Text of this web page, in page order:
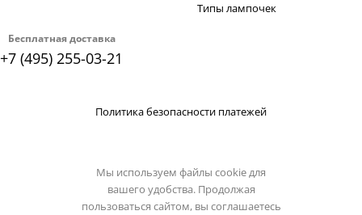
Бесплатная доставка
+7 (495) 255-03-21
Типы лампочек
Политика безопасности платежей
Мы используем файлы cookie для
вашего удобства. Продолжая
пользоваться сайтом, вы соглашаетесь